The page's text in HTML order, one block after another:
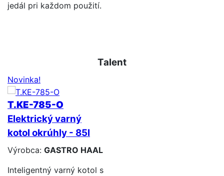
jedál pri každom použití.
Talent
Novinka!
T.KE-785-O
Elektrický varný
kotol okrúhly - 85l
Výrobca: GASTRO HAAL
Inteligentný varný kotol s